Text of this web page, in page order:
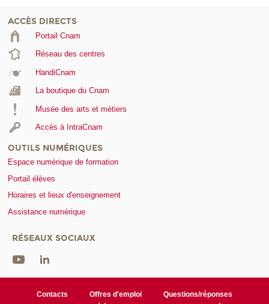
ACCÈS DIRECTS
Portail Cnam
Réseau des centres
HandiCnam
La boutique du Cnam
Musée des arts et métiers
Accès à IntraCnam
OUTILS NUMÉRIQUES
Espace numérique de formation
Portail élèves
Horaires et lieux d'enseignement
Assistance numérique
RÉSEAUX SOCIAUX
Contacts Offres d'emploi
Questions/réponses